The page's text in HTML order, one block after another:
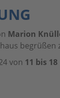
Marion
begrüßen
von 11 bis